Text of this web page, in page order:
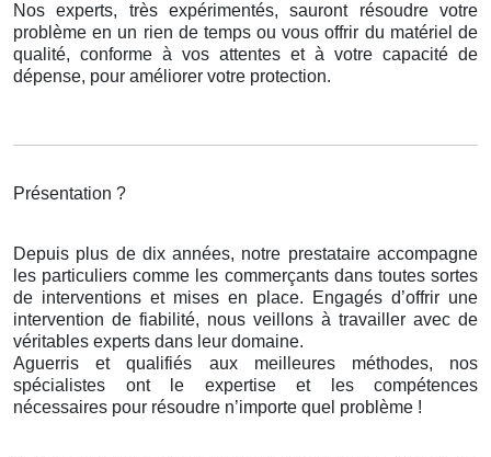
Nos experts, très expérimentés, sauront résoudre votre
problème en un rien de temps ou vous offrir du matériel de
qualité, conforme à vos attentes et à votre capacité de
dépense, pour améliorer votre protection.
Présentation ?
Depuis plus de dix années, notre prestataire accompagne
les particuliers comme les commerçants dans toutes sortes
de interventions et mises en place. Engagés d’offrir une
intervention de fiabilité, nous veillons à travailler avec de
véritables experts dans leur domaine.
Aguerris et qualifiés aux meilleures méthodes, nos
spécialistes ont le expertise et les compétences
nécessaires pour résoudre n’importe quel problème !